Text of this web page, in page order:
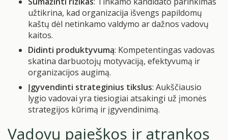
užtikrina, kad organizacija išvengs papildomų
kaštų dėl netinkamo valdymo ar dažnos vadovų
kaitos.
Didinti produktyvumą: Kompetentingas vadovas
skatina darbuotojų motyvaciją, efektyvumą ir
organizacijos augimą.
Įgyvendinti strateginius tikslus: Aukščiausio
lygio vadovai yra tiesiogiai atsakingi už įmonės
strategijos kūrimą ir įgyvendinimą.
Vadovų paieškos ir atrankos